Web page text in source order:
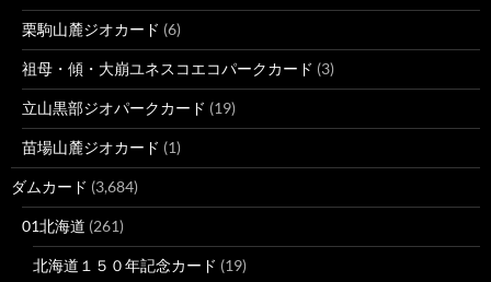
栗駒山麓ジオカード (6)
祖母・傾・大崩ユネスコエコパークカード (3)
立山黒部ジオパークカード (19)
苗場山麓ジオカード (1)
ダムカード (3,684)
01北海道 (261)
北海道１５０年記念カード (19)